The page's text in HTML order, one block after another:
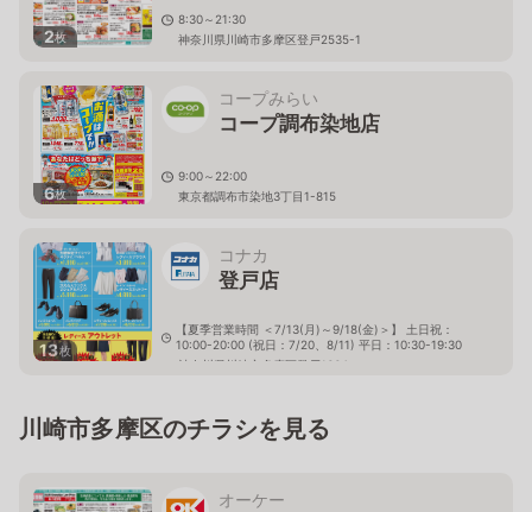
2枚
8:30～21:30
神奈川県川崎市多摩区登戸2535-1
6枚
コープみらい
コープ調布染地店
9:00～22:00
東京都調布市染地3丁目1-815
13枚
コナカ
登戸店
【夏季営業時間 ＜7/13(月)～9/18(金)＞】 土日祝：
10:00-20:00 (祝日：7/20、8/11) 平日：10:30-19:30
神奈川県川崎市多摩区登戸1664
川崎市多摩区のチラシを見る
オーケー